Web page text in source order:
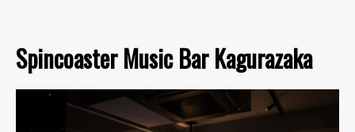
Spincoaster Music Bar Kagurazaka